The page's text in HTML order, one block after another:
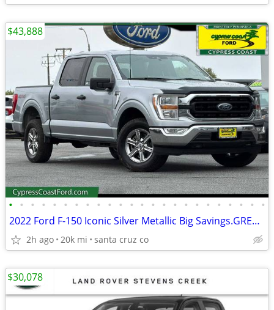
• • • • • • • • • • • • • • • • • • • • • • • •
2022 Ford F-150 Iconic Silver Metallic Big Savings.GREAT PRICE!!
2h ago 20k mi santa cruz co
$43,888
$30,078